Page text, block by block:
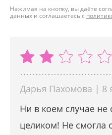
Нажимая на кнопку, вы даёте
данных и соглашаетесь с
Дарья Пахомова | 8
Ни в коем случае не
целиком! Не смогла